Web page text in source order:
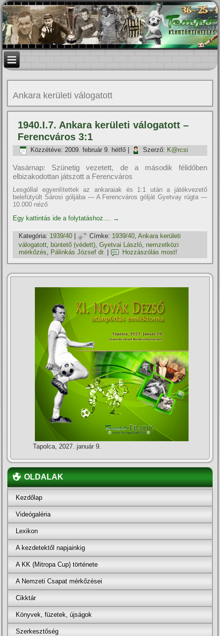
Ankara kerületi válogatott
1940.I.7. Ankara kerületi válogatott –
Ferencváros 3:1
Közzétéve: 2009. február 9. hétfő Szerző: K@rcsi
Vasárnap: Szünetig vezetett, de a második félidőben
elbizakodottan játszott a Ferencváros
Lesgóllal egyenlítettek az ankaraiak és 1:1 után a játékvezető
belefütyült Sárosi góljába — A Ferencváros gólját Gyetvay rúgta —
10.000 néző
Egy kattintás ide a folytatáshoz.... →
Kategória: 1939/40 | Címke: 1939/40,Ankara kerületi
válogatott, büntető (védett),Gyetvai László, nemzetközi
mérkőzés, Pálinkás József dr. Hozzászólás most!
Tapolca, 2027. január 9.
OLDALAK
Kezdőlap
Videógaléria
Lexikon
A kezdetektől napjainkig
A KK (Mitropa Cup) története
A Nemzeti Csapat mérkőzései
Cikktár
Könyvek, füzetek, újságok
Szerkesztőség